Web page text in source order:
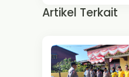
Artikel Terkait